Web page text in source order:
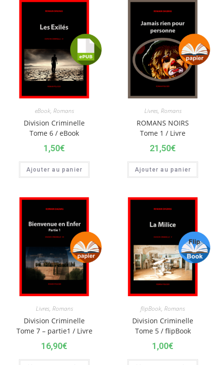
eBook, Romans
Division Criminelle
Tome 6 / eBook
1,50€
Ajouter au panier
Livres, Romans
ROMANS NOIRS
Tome 1 / Livre
21,50€
Ajouter au panier
Livres, Romans
Division Criminelle
Tome 7 – partie1 / Livre
16,90€
flipBook, Romans
Division Criminelle
Tome 5 / flipBook
1,00€